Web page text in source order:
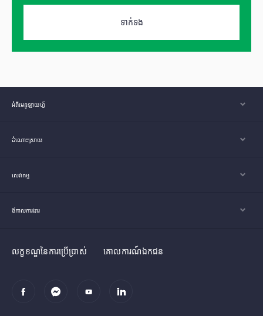
ទាក់ទង
អំពីមេនូឡាយហ្វ៍
ដំណោះស្រាយ
សេវាកម្ម
ឪកាសការងារ
លក្ខខណ្ឌនៃការប្រើប្រាស់ គោលការណ៍ឯកជន